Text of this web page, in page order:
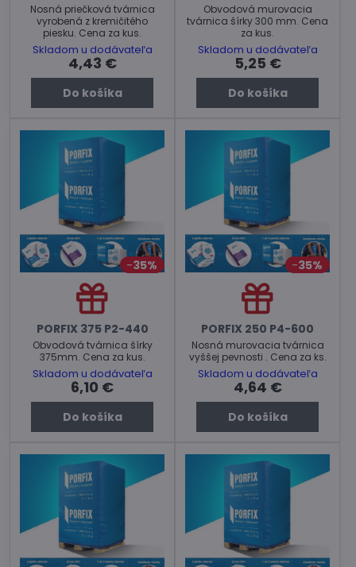
Nosná priečková tvárnica
vyrobená z kremičitého
piesku. Cena za kus.
Skladom u dodávateľa
4,43 €
Do košíka
Obvodová murovacia
tvárnica šírky 300 mm. Cena
za kus.
Skladom u dodávateľa
5,25 €
Do košíka
35%
PORFIX 375 P2-440
Obvodová tvárnica šírky
375mm. Cena za kus.
Skladom u dodávateľa
6,10 €
Do košíka
35%
PORFIX 250 P4-600
Nosná murovacia tvárnica
vyššej pevnosti . Cena za ks.
Skladom u dodávateľa
4,64 €
Do košíka